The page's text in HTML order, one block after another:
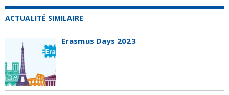
ACTUALITÉ SIMILAIRE
Erasmus Days 2023